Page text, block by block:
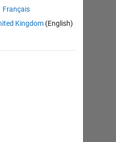
Français
Kingdom (English)